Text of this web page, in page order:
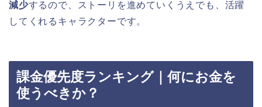
減少するので、ストーリを進めていくうえでも、活躍
してくれるキャラクターです。
課金優先度ランキング｜何にお金を
使うべきか？